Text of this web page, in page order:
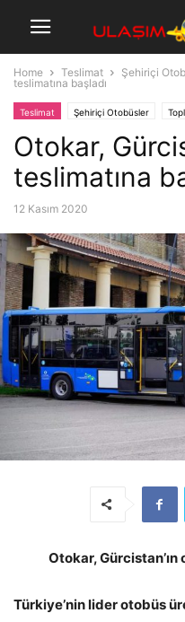
Home Teslimat Şehiriçi
teslimatına başladı
Teslimat Şehiriçi Otobüsler
Otokar,
teslimatına
12 Kasım 2020
Otokar,
Türkiye’nin lider otobüs